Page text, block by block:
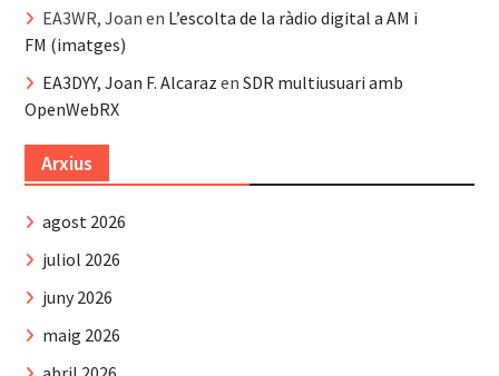
EA3WR, Joan en L’escolta de la ràdio digital a AM i
FM (imatges)
EA3DYY, Joan F. Alcaraz en SDR multiusuari amb
OpenWebRX
Arxius
agost 2026
juliol 2026
juny 2026
maig 2026